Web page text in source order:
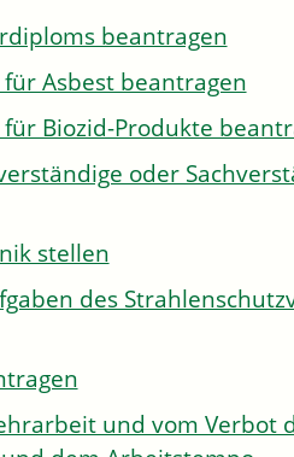
beantragen
Asbest beantragen
Biozid-Produkte
oder
stellen
des
und vom Verbot